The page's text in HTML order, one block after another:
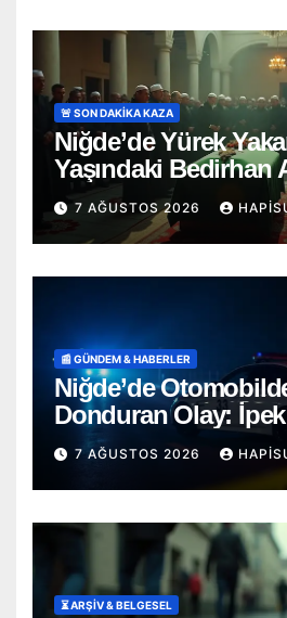
🚨 SON DAKİKA KAZA
Niğde’de Yürek
Yaşındaki Bedirhan
Toprağa Verildi
7 AĞUSTOS 2026
📰 GÜNDEM & HABERLER
Niğde’de
Donduran Olay:
Hayatını Kaybetti,
Yaralı
7 AĞUSTOS 2026
⏳ ARŞİV & BELGESEL